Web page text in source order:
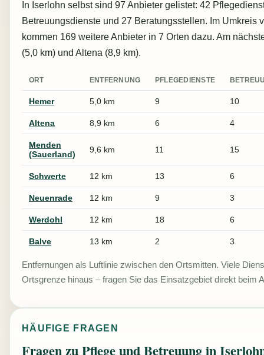
In Iserlohn selbst sind 97 Anbieter gelistet: 42
Betreuungsdienste und 27 Beratungsstellen. Im Umkreis
kommen 169 weitere Anbieter in 7 Orten dazu. Am
(5,0 km) und Altena (8,9 km).
ORT ENTFERNUNG PFLEGEDIENSTE
Hemer 5,0 km 9 10
Altena 8,9 km 6 4
Menden
(Sauerland)
9,6 km 11 15
Schwerte 12 km 13 6
Neuenrade 12 km 9 3
Werdohl 12 km 18 6
Balve 13 km 2 3
Entfernungen als Luftlinie zwischen den Ortsmitten. Viele
Ortsgrenze hinaus – fragen Sie das Einsatzgebiet direkt beim
HÄUFIGE FRAGEN
Fragen zu Pflege und Betreuung in